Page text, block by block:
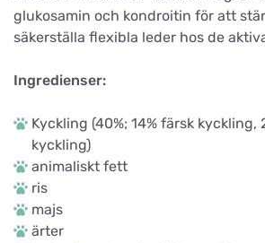
glukosamin och kondroitin för att
säkerställa flexibla leder hos de
Ingredienser:
Kyckling (40%; 14% färsk kyckling,
kyckling)
animaliskt fett
ris
majs
ärter